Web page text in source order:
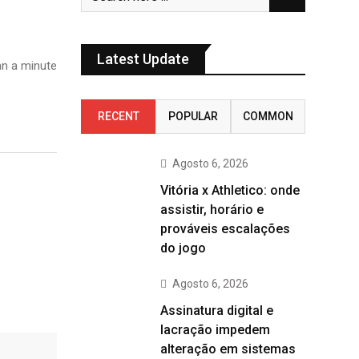
a minute Latest Update
RECENT POPULAR COMMON
Agosto 6, 2026
Vitória x Athletico: onde
assistir, horário e
prováveis escalações
do jogo
Agosto 6, 2026
Assinatura digital e
lacração impedem
alteração em sistemas